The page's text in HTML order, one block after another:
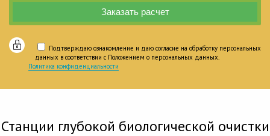
Подтверждаю ознакомление и даю согласие на обработку персональных
данных в соответствии с Положением о персональных данных.
Политика конфиденциальности
Станции глубокой биологической очистки